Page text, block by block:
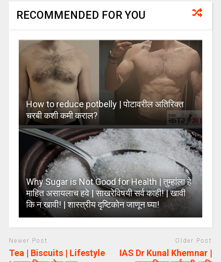
RECOMMENDED FOR YOU
How to reduce potbelly | पोटावरील अतिरिक्त
चरबी कशी कमी कराल?
Why Sugar is Not Good for Health | तुम्हांला हे
माहित असायलाच हवे | साखरेविषयी सर्व काही! | खावी
कि न खावी! | शास्त्रीय दृष्टिकोन जाणून घ्या!
Newer Post
Tea | Biscuits | Lifestyle
Older Post
IAS Dr Kunal Khemnar |